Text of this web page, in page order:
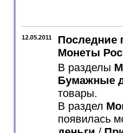
12.05.2011
Последние
Монеты
В разделы
Бумажные
товары.
В раздел
появилась